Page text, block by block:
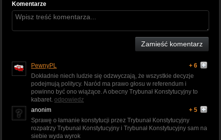
Komentarze
Zamieść komentarz
PewnyPL
+ 6
Dokładnie niech ludzie się odzwyczają, że wszystkie decyzje
podejmują politycy. Naród ma prawo głosu w referendum i
powinno być ono wiążące. A obecny Trybunał Konstytucyjny to
kabaret. odpowiedz
anonim
+ 5
Sprawę o łamanie konstytucji przez Trybunał Konstytucyjny
rozpatrzy Trybunał Konstytucyjny i Trybunał Konstytucyjny sam na
siebie wyda wyrok